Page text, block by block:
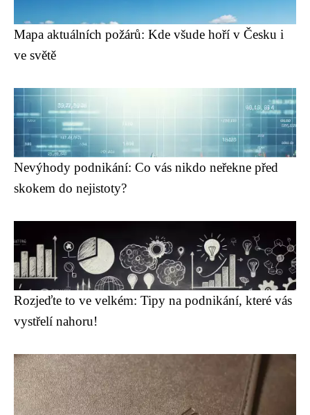
Mapa aktuálních požárů: Kde všude hoří v Česku i
ve světě
Nevýhody podnikání: Co vás nikdo neřekne před
skokem do nejistoty?
Rozjeďte to ve velkém: Tipy na podnikání, které vás
vystřelí nahoru!